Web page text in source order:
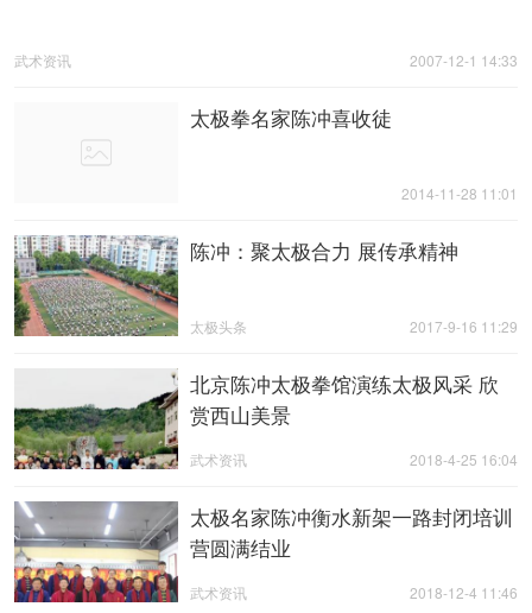
2007-12-1 14:33
武术资讯
太极拳名家陈冲喜收徒
2014-11-28 11:01
陈冲：聚太极合力 展传承精神
2017-9-16 11:29
太极头条
北京陈冲太极拳馆演练太极风采 欣
赏西山美景
2018-4-25 16:04
武术资讯
太极名家陈冲衡水新架一路封闭培训
营圆满结业
2018-12-4 11:46
武术资讯